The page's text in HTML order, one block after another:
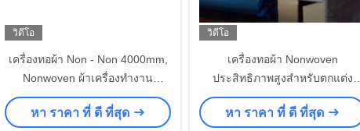
วิดีโอ
เครื่องทอผ้า Non - Non 4000mm,
Nonwoven ผ้าเครื่องทำงาน
ความเร็ว 0.5-8m / Min
หา ราคา ที่ ดี ที่สุด
วิดีโอ
เครื่องทอผ้า Nonwoven
ประสิทธิภาพสูงสำหรับตกแต่ง
ภายในรถยนต์
หา ราคา ที่ ดี ที่สุด